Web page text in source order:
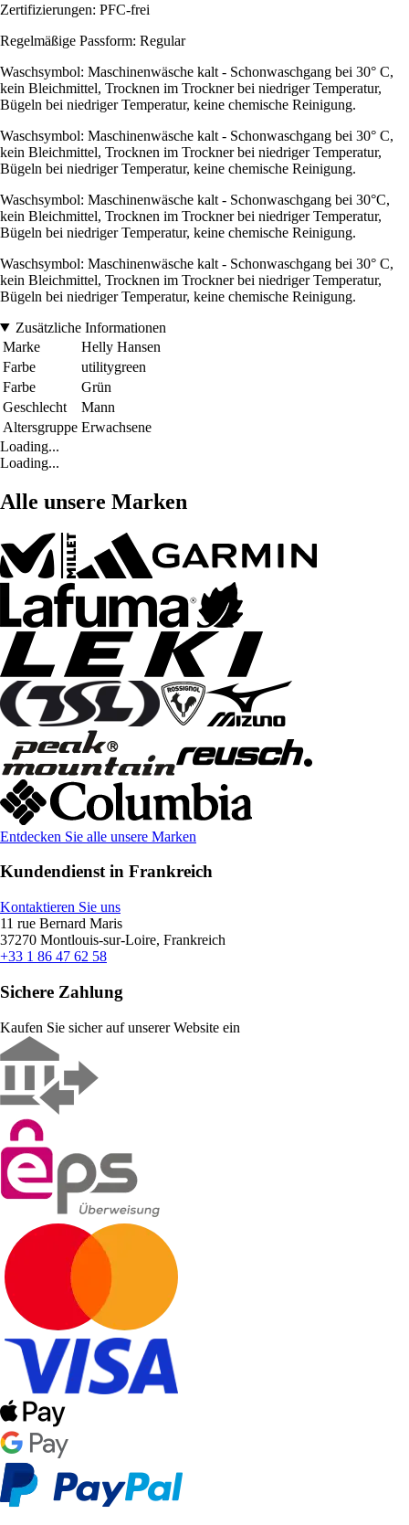
Zertifizierungen: PFC-frei
Regelmäßige Passform: Regular
Waschsymbol: Maschinenwäsche kalt - Schonwaschgang bei 30° C,
kein Bleichmittel, Trocknen im Trockner bei niedriger Temperatur,
Bügeln bei niedriger Temperatur, keine chemische Reinigung.
Waschsymbol: Maschinenwäsche kalt - Schonwaschgang bei 30° C,
kein Bleichmittel, Trocknen im Trockner bei niedriger Temperatur,
Bügeln bei niedriger Temperatur, keine chemische Reinigung.
Waschsymbol: Maschinenwäsche kalt - Schonwaschgang bei 30°C,
kein Bleichmittel, Trocknen im Trockner bei niedriger Temperatur,
Bügeln bei niedriger Temperatur, keine chemische Reinigung.
Waschsymbol: Maschinenwäsche kalt - Schonwaschgang bei 30° C,
kein Bleichmittel, Trocknen im Trockner bei niedriger Temperatur,
Bügeln bei niedriger Temperatur, keine chemische Reinigung.
Zusätzliche Informationen
Marke
Helly Hansen
Farbe
utilitygreen
Farbe
Grün
Geschlecht
Mann
Altersgruppe Erwachsene
Loading...
Loading...
Alle unsere Marken
Entdecken Sie alle unsere Marken
Kundendienst in Frankreich
Kontaktieren Sie uns
11 rue Bernard Maris
37270 Montlouis-sur-Loire, Frankreich
+33 1 86 47 62 58
Sichere Zahlung
Kaufen Sie sicher auf unserer Website ein